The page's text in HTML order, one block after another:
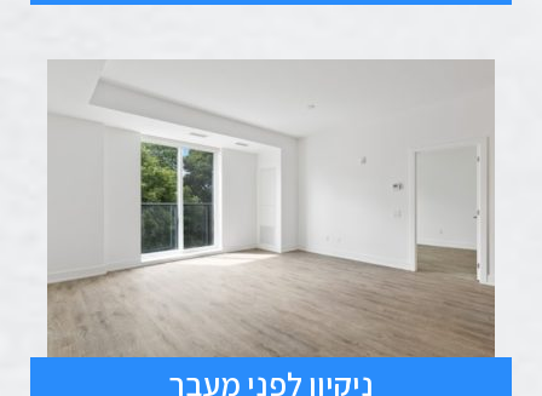
ניקיון לפני מעבר